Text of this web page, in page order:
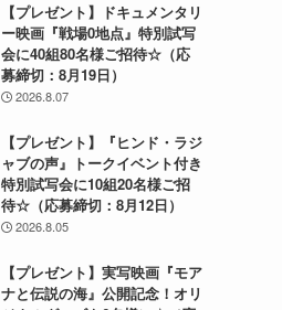
【プレゼント】ドキュメンタリ
ー映画『戦場0地点』特別試写
会に40組80名様ご招待☆（応
募締切：8月19日）
2026.8.07
【プレゼント】『ヒンド・ラジ
ャブの声』トークイベント付き
特別試写会に10組20名様ご招
待☆（応募締切：8月12日）
2026.8.05
【プレゼント】実写映画『モア
ナと伝説の海』公開記念！オリ